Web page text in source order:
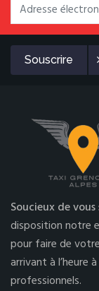
Souscrire
Soucieux de
disposition notre
pour faire de
arrivant à l’heure
professionnels.